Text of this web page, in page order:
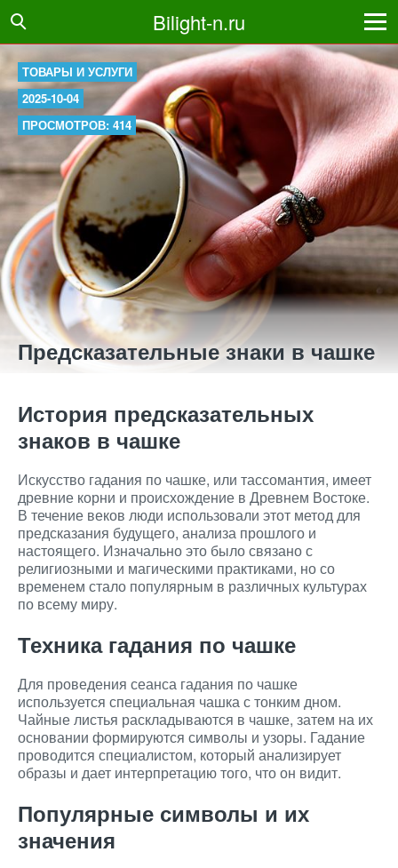
Bilight-n.ru
ТОВАРЫ И УСЛУГИ
2025-10-04
ПРОСМОТРОВ: 414
Предсказательные знаки в чашке
История предсказательных
знаков в чашке
Искусство гадания по чашке, или тассомантия, имеет
древние корни и происхождение в Древнем Востоке.
В течение веков люди использовали этот метод для
предсказания будущего, анализа прошлого и
настоящего. Изначально это было связано с
религиозными и магическими практиками, но со
временем стало популярным в различных культурах
по всему миру.
Техника гадания по чашке
Для проведения сеанса гадания по чашке
используется специальная чашка с тонким дном.
Чайные листья раскладываются в чашке, затем на их
основании формируются символы и узоры. Гадание
проводится специалистом, который анализирует
образы и дает интерпретацию того, что он видит.
Популярные символы и их
значения